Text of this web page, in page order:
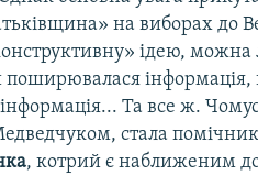
на виборах до
ідею,
поширювалася інформація,
Та все ж.
стала
, котрий є наближеним